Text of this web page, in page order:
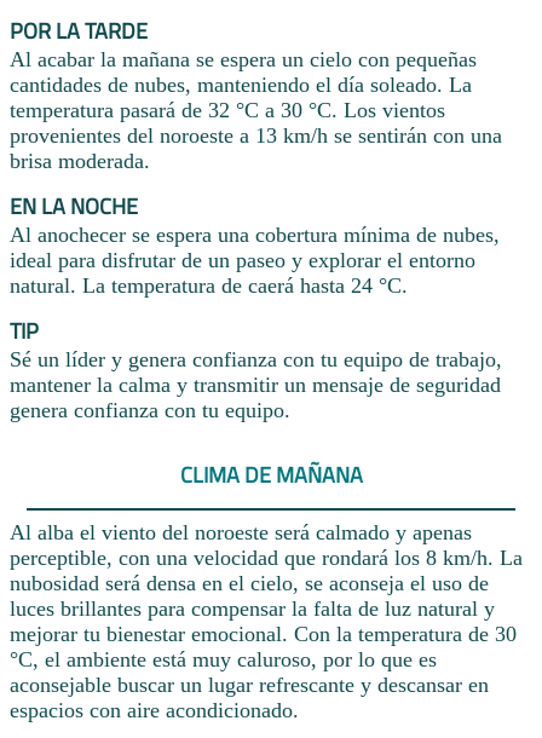
POR LA TARDE
Al acabar la mañana se espera un cielo con pequeñas
cantidades de nubes, manteniendo el día soleado. La
temperatura pasará de 32 °C a 30 °C. Los vientos
provenientes del noroeste a 13 km/h se sentirán con una
brisa moderada.
EN LA NOCHE
Al anochecer se espera una cobertura mínima de nubes,
ideal para disfrutar de un paseo y explorar el entorno
natural. La temperatura de caerá hasta 24 °C.
TIP
Sé un líder y genera confianza con tu equipo de trabajo,
mantener la calma y transmitir un mensaje de seguridad
genera confianza con tu equipo.
CLIMA DE MAÑANA
Al alba el viento del noroeste será calmado y apenas
perceptible, con una velocidad que rondará los 8 km/h. La
nubosidad será densa en el cielo, se aconseja el uso de
luces brillantes para compensar la falta de luz natural y
mejorar tu bienestar emocional. Con la temperatura de 30
°C, el ambiente está muy caluroso, por lo que es
aconsejable buscar un lugar refrescante y descansar en
espacios con aire acondicionado.